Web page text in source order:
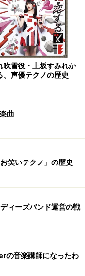
吹雪役・上坂すみれか
、声優テクノの歴史
曲
笑いテクノ」の歴史
ィーズバンド運営の戦
の音楽講師になったわ